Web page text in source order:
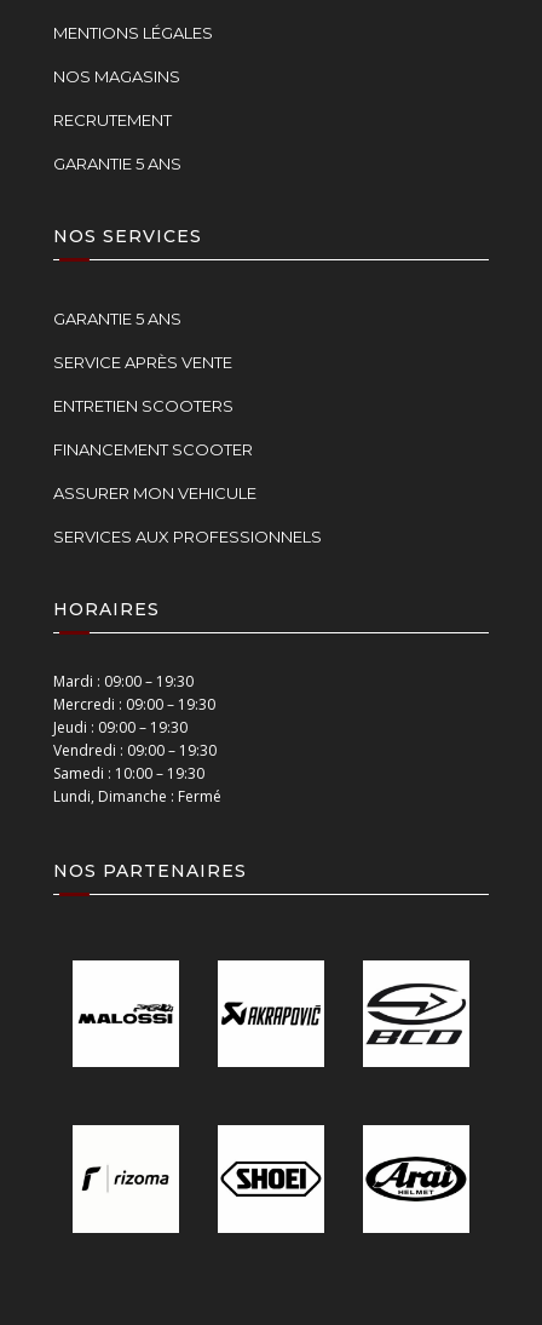
MENTIONS LÉGALES
NOS MAGASINS
RECRUTEMENT
GARANTIE 5 ANS
NOS SERVICES
GARANTIE 5 ANS
SERVICE APRÈS VENTE
ENTRETIEN SCOOTERS
FINANCEMENT SCOOTER
ASSURER MON VEHICULE
SERVICES AUX PROFESSIONNELS
HORAIRES
Mardi : 09:00 – 19:30
Mercredi : 09:00 – 19:30
Jeudi : 09:00 – 19:30
Vendredi : 09:00 – 19:30
Samedi : 10:00 – 19:30
Lundi, Dimanche : Fermé
NOS PARTENAIRES